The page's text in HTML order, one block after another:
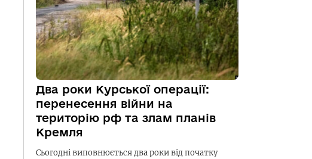
Два роки Курської операції:
перенесення війни на
територію рф та злам планів
Кремля
Сьогодні виповнюється два роки від початку